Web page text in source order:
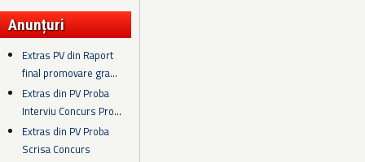
Anunțuri
Extras PV din Raport
final promovare gra...
Extras din PV Proba
Interviu Concurs Pro...
Extras din PV Proba
Scrisa Concurs